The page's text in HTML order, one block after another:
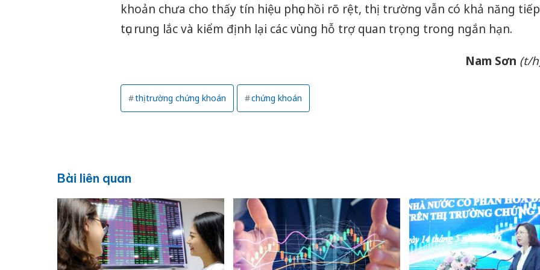
khoản chưa cho thấy tín hiệu phục hồi rõ rệt, thị trường vẫn có khả năng tiếp
tục rung lắc và kiểm định lại các vùng hỗ trợ quan trọng trong ngắn hạn.
Nam Sơn (t/
thị trường chứng khoán chứng khoán
Bài liên quan